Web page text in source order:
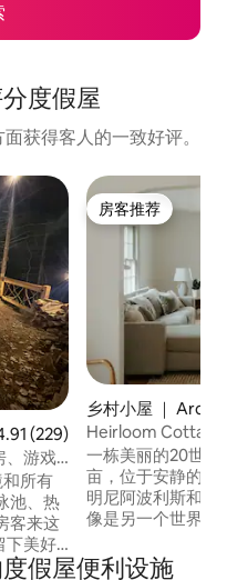
度假屋
获得客人的一致好评。
评分 4.91 分（满分 5 分），
(229)
、游戏
所有
下美好
房客推荐
房客推荐
乡村小屋 ｜ Arden
Heirloom Cottage
缸和桑拿房
一栋美丽的20世纪
亩，位于安静的
明尼阿波利斯和圣
像是另一个世界。
悬挂式秋千、设施
假屋便利设施